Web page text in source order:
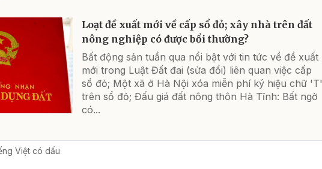
Loạt đề xuất mới về cấp sổ đỏ; xây nhà trên đất
nông nghiệp có được bổi thường?
Bất động sản tuần qua nổi bật với tin tức về đề xuất
mới trong Luật Đất đai (sửa đổi) liên quan việc cấp
sổ đỏ; Một xã ở Hà Nội xóa miễn phí ký hiệu chữ 'T'
trên sổ đỏ; Đấu giá đất nông thôn Hà Tĩnh: Bất ngờ
có...